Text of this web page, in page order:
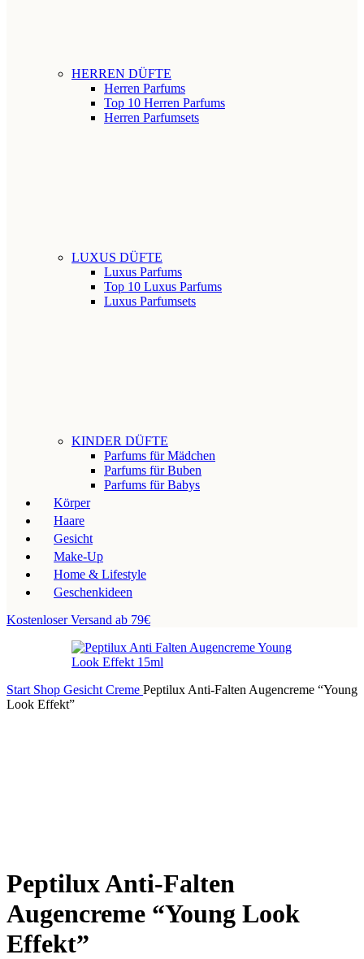
HERREN DÜFTE
Herren Parfums
Top 10 Herren Parfums
Herren Parfumsets
LUXUS DÜFTE
Luxus Parfums
Top 10 Luxus Parfums
Luxus Parfumsets
KINDER DÜFTE
Parfums für Mädchen
Parfums für Buben
Parfums für Babys
Körper
Haare
Gesicht
Make-Up
Home & Lifestyle
Geschenkideen
Kostenloser Versand ab 79€
Start Shop Gesicht Creme Peptilux Anti-Falten Augencreme “Young
Look Effekt”
Peptilux Anti-Falten
Augencreme “Young Look
Effekt”